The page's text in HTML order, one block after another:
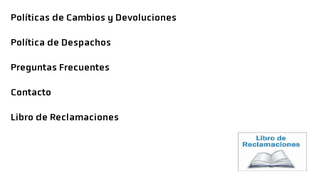
Políticas de Cambios y Devoluciones
Política de Despachos
Preguntas Frecuentes
Contacto
Libro de Reclamaciones